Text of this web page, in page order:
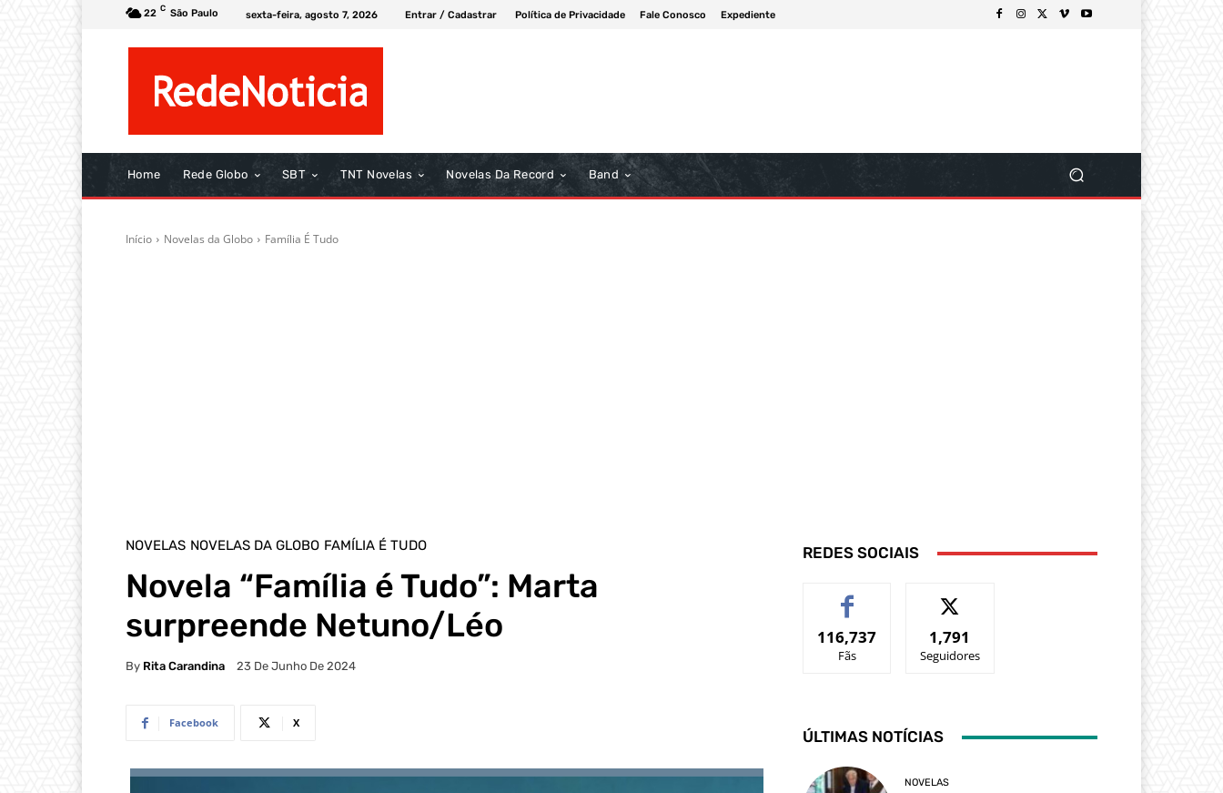
22 C São Paulo sexta-feira, agosto 7, 2026 Entrar / Cadastrar Política de Privacidade Fale Conosco Expediente
Home Rede Globo SBT TNT Novelas Novelas Da Record Band
Início Novelas da Globo Família É Tudo
NOVELAS NOVELAS DA GLOBO FAMÍLIA É TUDO
Novela “Família é Tudo”: Marta
surpreende Netuno/Léo
By Rita Carandina 23 De Junho De 2024
Facebook X
REDES SOCIAIS
116,737
Fãs
1,791
Seguidores
ÚLTIMAS NOTÍCIAS
NOVELAS